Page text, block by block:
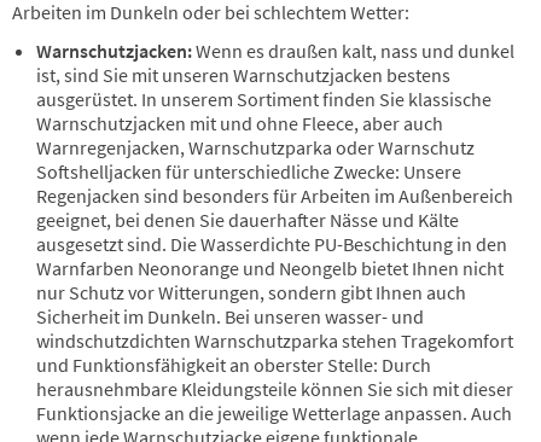
Arbeiten im Dunkeln oder bei schlechtem Wetter:
Warnschutzjacken:Wenn es draußen kalt, nass und dunkel
ist, sind Sie mit unseren Warnschutzjacken bestens
ausgerüstet. In unserem Sortiment finden Sie klassische
Warnschutzjacken mit und ohne Fleece, aber auch
Warnregenjacken, Warnschutzparka oder Warnschutz
Softshelljacken für unterschiedliche Zwecke: Unsere
Regenjacken sind besonders für Arbeiten im Außenbereich
geeignet, bei denen Sie dauerhafter Nässe und Kälte
ausgesetzt sind. Die Wasserdichte PU-Beschichtung in den
Warnfarben Neonorange und Neongelb bietet Ihnen nicht
nur Schutz vor Witterungen, sondern gibt Ihnen auch
Sicherheit im Dunkeln. Bei unseren wasser- und
windschutzdichten Warnschutzparka stehen Tragekomfort
und Funktionsfähigkeit an oberster Stelle: Durch
herausnehmbare Kleidungsteile können Sie sich mit dieser
Funktionsjacke an die jeweilige Wetterlage anpassen. Auch
wenn jede Warnschutzjacke eigene funktionale